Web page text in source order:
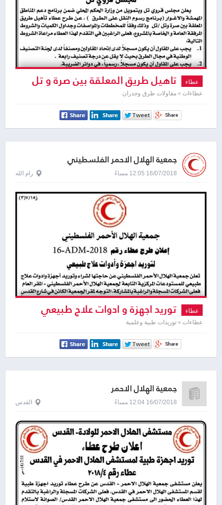
عطاء تاهيل طريق المعلقة بين صرة و تل
عطاءات » مقاولات طرق وجدران
جمعية الهلال الاحمر الفلسطيني
16/07/2018 12:05 مساءً رام الله
عطاء توريد اجهزة و ادوات علاج طبيعي
عطاءات » توريدات طبية وعلمية
جمعية الهلال الاحمر
16/07/2018 12:04 مساءً القدس